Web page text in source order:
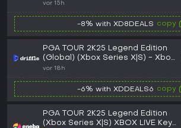
vor 15h
-8% with XD8DEALS copy
PGA TOUR 2K25 Legend Edition
(Global) (Xbox Series X|S) - Xbox
Live - Digital Key
vor 18h
-6% with XDDEALS6 copy
PGA TOUR 2K25 Legend Edition
(Xbox Series X|S) XBOX LIVE Key